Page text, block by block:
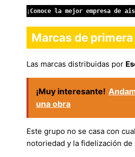
¡Conoce la mejor empresa de
Marcas de
Las marcas distribuidas por
¡Muy interesante!
una obra
Este grupo no se casa con
notoriedad y la fidelización de